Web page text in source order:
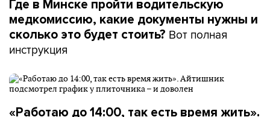
Где в Минске пройти водительскую
медкомиссию, какие документы нужны и
сколько это будет стоить? Вот полная
инструкция
«Работаю до 14:00, так есть время жить».